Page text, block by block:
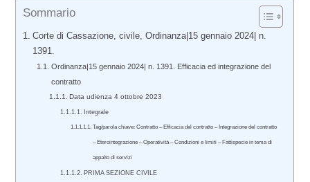
Sommario
Corte di Cassazione, civile, Ordinanza|15 gennaio 2024| n.
1391.
Ordinanza|15 gennaio 2024| n. 1391. Efficacia ed integrazione del
contratto
Data udienza 4 ottobre 2023
Integrale
Tag/parola chiave: Contratto – Efficacia del contratto – Integrazione del contratto
– Eterointegrazione – Operatività – Condizioni e limiti – Fattispecie in tema di
appalto di servizi
PRIMA SEZIONE CIVILE